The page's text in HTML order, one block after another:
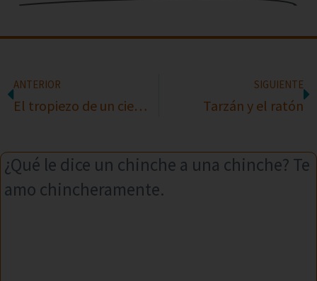
ANTERIOR
El tropiezo de un ciempiés
SIGUIENTE
Tarzán y el ratón
¿Qué le dice un chinche a una chinche? Te
amo chincheramente.